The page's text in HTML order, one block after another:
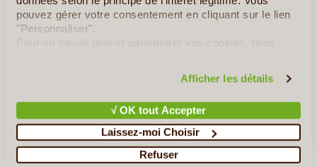
pouvez gérer votre consentement en cliquant sur le lien
"Personnaliser".
Pour en savoir plus et paramétrer vos cookies, nous
Afficher les détails
√ OK tout Accepter
Laissez-moi Choisir
Refuser
©
Jour 6:Shangri La / Vallée de Ringha